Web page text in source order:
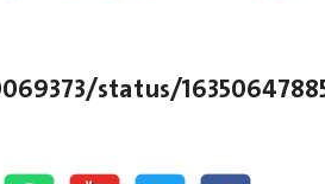
status/